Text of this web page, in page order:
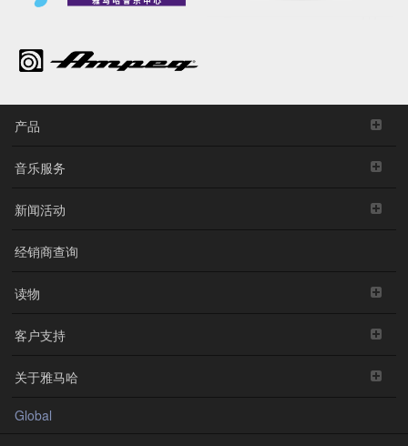
产品
音乐服务
新闻活动
经销商查询
读物
客户支持
关于雅马哈
Global